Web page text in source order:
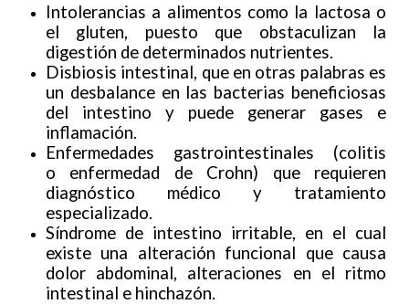
Intolerancias a alimentos como la lactosa o
el gluten, puesto que obstaculizan la
digestión de determinados nutrientes.
Disbiosis intestinal, que en otras palabras es
un desbalance en las bacterias beneficiosas
del intestino y puede generar gases e
inflamación.
Enfermedades gastrointestinales (colitis
o enfermedad de Crohn) que requieren
diagnóstico médico y tratamiento
especializado.
Síndrome de intestino irritable, en el cual
existe una alteración funcional que causa
dolor abdominal, alteraciones en el ritmo
intestinal e hinchazón.